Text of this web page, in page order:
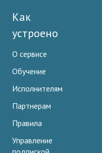
Как
устроено
О сервисе
Обучение
Исполнителям
Партнерам
Правила
Управление